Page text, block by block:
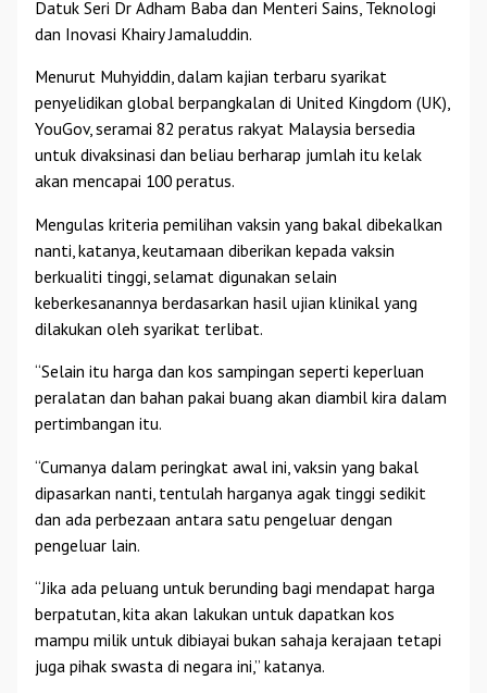
Datuk Seri Dr Adham Baba dan Menteri Sains, Teknologi
dan Inovasi Khairy Jamaluddin.
Menurut Muhyiddin, dalam kajian terbaru syarikat
penyelidikan global berpangkalan di United Kingdom (UK),
YouGov, seramai 82 peratus rakyat Malaysia bersedia
untuk divaksinasi dan beliau berharap jumlah itu kelak
akan mencapai 100 peratus.
Mengulas kriteria pemilihan vaksin yang bakal dibekalkan
nanti, katanya, keutamaan diberikan kepada vaksin
berkualiti tinggi, selamat digunakan selain
keberkesanannya berdasarkan hasil ujian klinikal yang
dilakukan oleh syarikat terlibat.
“Selain itu harga dan kos sampingan seperti keperluan
peralatan dan bahan pakai buang akan diambil kira dalam
pertimbangan itu.
“Cumanya dalam peringkat awal ini, vaksin yang bakal
dipasarkan nanti, tentulah harganya agak tinggi sedikit
dan ada perbezaan antara satu pengeluar dengan
pengeluar lain.
“Jika ada peluang untuk berunding bagi mendapat harga
berpatutan, kita akan lakukan untuk dapatkan kos
mampu milik untuk dibiayai bukan sahaja kerajaan tetapi
juga pihak swasta di negara ini,” katanya.